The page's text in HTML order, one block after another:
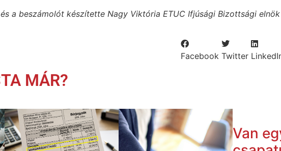
a beszámolót készítette Nagy Viktória ETUC Ifjúsági Bizottsági elnök
Facebook Twitter
MÁR?
Van